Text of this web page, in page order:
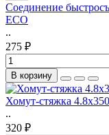
Соединение
ECO
..
275 ₽
В корзину
Хомут-стяжка
..
320 ₽